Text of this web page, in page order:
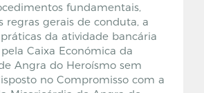
fundamentais,
regras gerais de conduta, a
da atividade bancária
Caixa Económica da
Angra do Heroísmo sem
no Compromisso com a